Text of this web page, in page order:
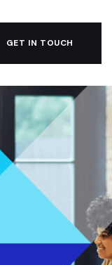
GET IN TOUCH